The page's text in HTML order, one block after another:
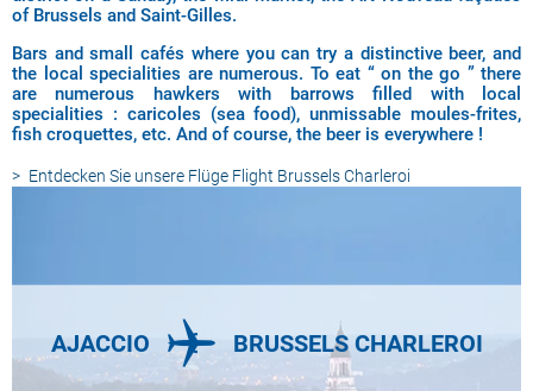
of Brussels and Saint-Gilles.
Bars and small cafés where you can try a distinctive beer, and
the local specialities are numerous. To eat “ on the go ” there
are numerous hawkers with barrows filled with local
specialities : caricoles (sea food), unmissable moules-frites,
fish croquettes, etc. And of course, the beer is everywhere !
Entdecken Sie unsere Flüge Flight Brussels Charleroi
AJACCIO BRUSSELS CHARLEROI